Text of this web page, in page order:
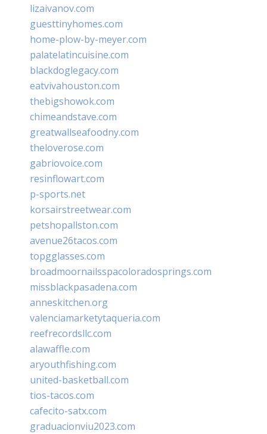
lizaivanov.com
guesttinyhomes.com
home-plow-by-meyer.com
palatelatincuisine.com
blackdoglegacy.com
eatvivahouston.com
thebigshowok.com
chimeandstave.com
greatwallseafoodny.com
theloverose.com
gabriovoice.com
resinflowart.com
p-sports.net
korsairstreetwear.com
petshopallston.com
avenue26tacos.com
topgglasses.com
broadmoornailsspacoloradosprings.com
missblackpasadena.com
anneskitchen.org
valenciamarketytaqueria.com
reefrecordsllc.com
alawaffle.com
aryouthfishing.com
united-basketball.com
tios-tacos.com
cafecito-satx.com
graduacionviu2023.com